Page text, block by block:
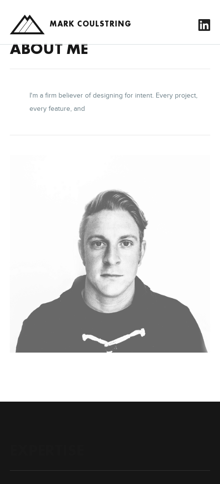
MARK COULSTRING
ABOUT ME
I'm a firm believer of designing for intent. Every project,
every feature, and